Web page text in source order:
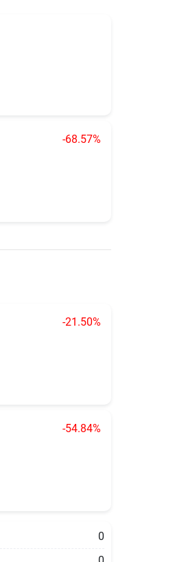
-68.57%
-21.50%
-54.84%
0